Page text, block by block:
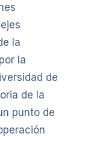
la
la
de
de la
punto de